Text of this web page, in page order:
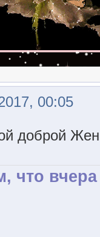
00:05
доброй
что